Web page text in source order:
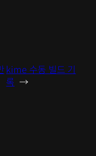
kime 수동 빌드 기
록 →